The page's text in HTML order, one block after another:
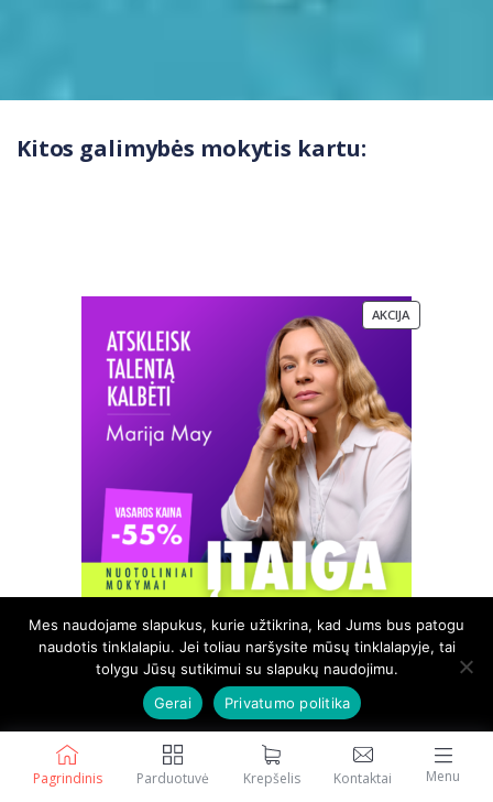
Pagrindinis Parduotuvė Krepšelis Kontaktai Menu
Kitos galimybės mokytis kartu:
AKCIJAPRODUKTAS
Nuotoliniai mokymai „Atskleisk talentą kalbėti“
Original price was: 210,00 €.
95,00 Current price is: 95,00 €.
iš 5
(viso
Į krepšelį
Mes naudojame slapukus, kurie užtikrina, kad Jums bus patogu
naudotis tinklalapiu. Jei toliau naršysite mūsų tinklalapyje, tai
tolygu Jūsų sutikimui su slapukų naudojimu.
Gerai
Privatumo politika